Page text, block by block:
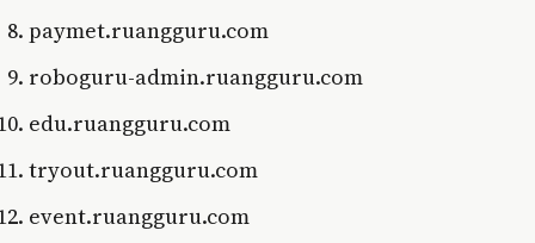
paymet.ruangguru.com
roboguru-admin.ruangguru.com
edu.ruangguru.com
tryout.ruangguru.com
event.ruangguru.com